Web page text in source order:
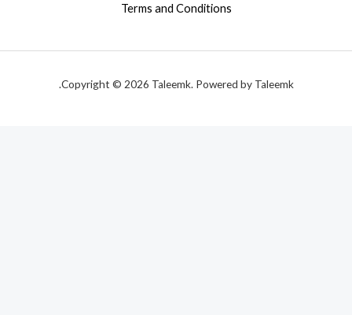
Terms and Conditions
Copyright © 2026 Taleemk. Powered by Taleemk.